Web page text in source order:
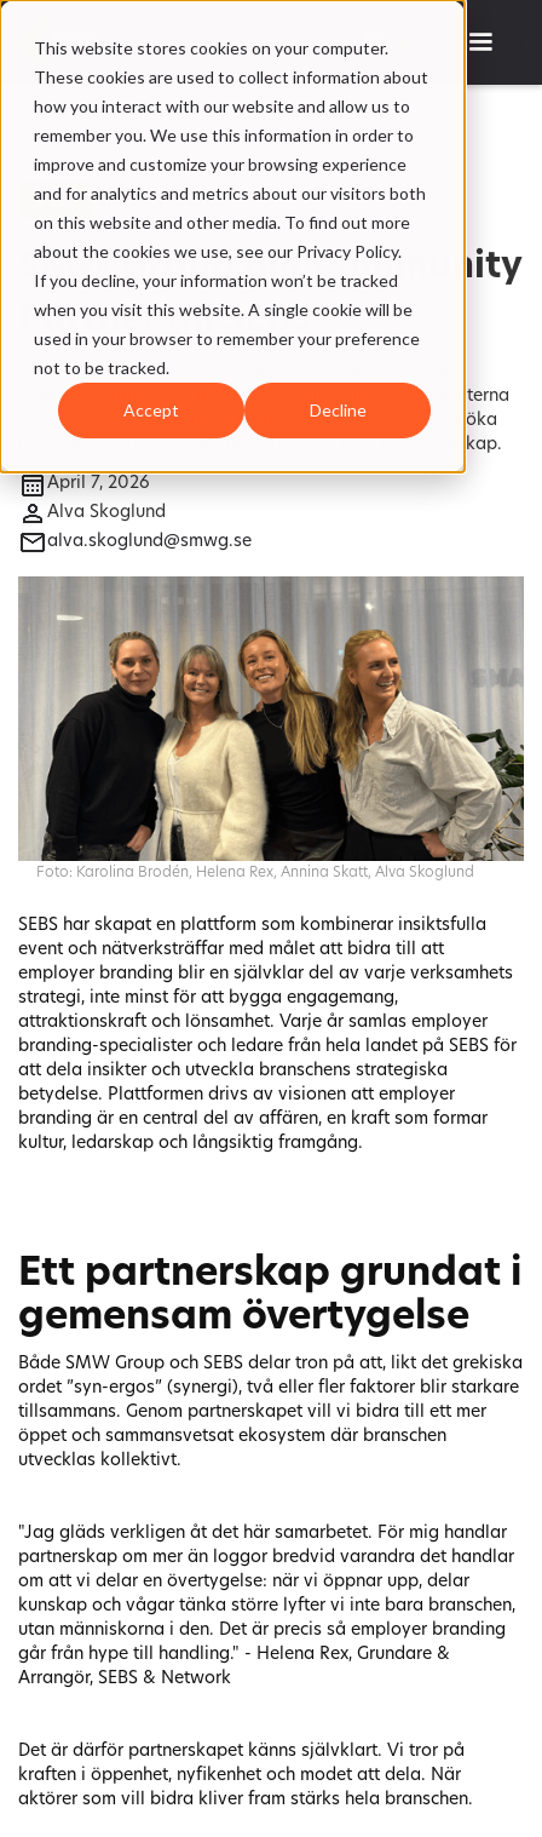
This website stores cookies on your computer.
These cookies are used to collect information about
how you interact with our website and allow us to
remember you. We use this information in order to
improve and customize your browsing experience
and for analytics and metrics about our visitors both
on this website and other media. To find out more
about the cookies we use, see our Privacy Policy.
If you decline, your information won’t be tracked
when you visit this website. A single cookie will be
used in your browser to remember your preference
not to be tracked.
Accept Decline
TID min read
SMW Group blir Community
Partner till SEBS
SMW Group går in som Community Partner till Sweden
Employer Branding Summit [SEBS]. Tillsammans vill parterna
stärka den svenska employer branding-branschen och öka
kunskapsutbytet mellan HR, kommunikation och ledarskap.
April 7, 2026
Alva Skoglund
alva.skoglund@smwg.se
Foto: Karolina Brodén, Helena Rex, Annina Skatt, Alva Skoglund
SEBS har skapat en plattform som kombinerar insiktsfulla
event och nätverksträffar med målet att bidra till att
employer branding blir en självklar del av varje verksamhets
strategi, inte minst för att bygga engagemang,
attraktionskraft och lönsamhet. Varje år samlas employer
branding-specialister och ledare från hela landet på SEBS för
att dela insikter och utveckla branschens strategiska
betydelse. Plattformen drivs av visionen att employer
branding är en central del av affären, en kraft som formar
kultur, ledarskap och långsiktig framgång.
Ett partnerskap grundat i
gemensam övertygelse
Både SMW Group och SEBS delar tron på att, likt det grekiska
ordet ”syn-ergos” (synergi), två eller fler faktorer blir starkare
tillsammans. Genom partnerskapet vill vi bidra till ett mer
öppet och sammansvetsat ekosystem där branschen
utvecklas kollektivt.
"Jag gläds verkligen åt det här samarbetet. För mig handlar
partnerskap om mer än loggor bredvid varandra det handlar
om att vi delar en övertygelse: när vi öppnar upp, delar
kunskap och vågar tänka större lyfter vi inte bara branschen,
utan människorna i den. Det är precis så employer branding
går från hype till handling." - Helena Rex, Grundare &
Arrangör, SEBS & Network
Det är därför partnerskapet känns självklart. Vi tror på
kraften i öppenhet, nyfikenhet och modet att dela. När
aktörer som vill bidra kliver fram stärks hela branschen.